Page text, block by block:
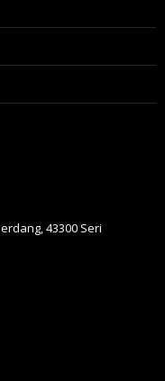
43300 Seri